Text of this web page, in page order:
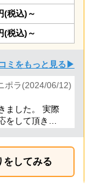
(税込)～
(税込)～
ミをもっと見る▶
ポラ(2024/06/12)
ました。 実際
をして頂き、
してみる